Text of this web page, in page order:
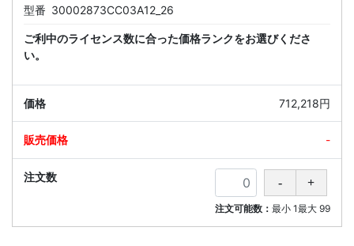
型番 30002873CC03A12_26
ご利中のライセンス数に合った価格ランクをお選びくださ
い。
712,218円
-
注文可能数： 最小 1最大 99